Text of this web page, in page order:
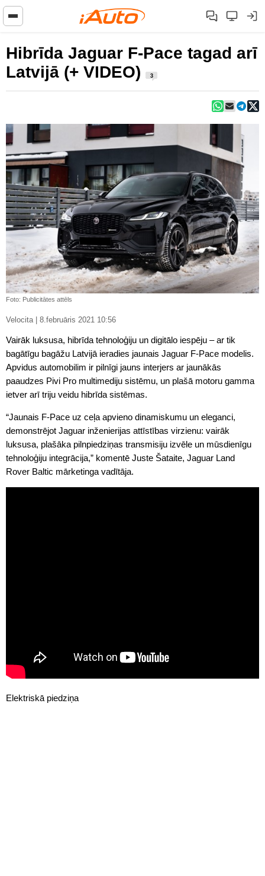
Hibrīda Jaguar F-Pace tagad arī
Latvijā (+ VIDEO)
3
Foto: Publicitātes attēls
Velocita | 8.februāris 2021 10:56
Vairāk luksusa, hibrīda tehnoloģiju un digitālo iespēju – ar tik
bagātīgu bagāžu Latvijā ieradies jaunais Jaguar F-Pace modelis.
Apvidus automobilim ir pilnīgi jauns interjers ar jaunākās
paaudzes Pivi Pro multimediju sistēmu, un plašā motoru gamma
ietver arī triju veidu hibrīda sistēmas.
“Jaunais F-Pace uz ceļa apvieno dinamiskumu un eleganci,
demonstrējot Jaguar inženierijas attīstības virzienu: vairāk
luksusa, plašāka pilnpiedziņas transmisiju izvēle un mūsdienīgu
tehnoloģiju integrācija,” komentē Juste Šataite, Jaguar Land
Rover Baltic mārketinga vadītāja.
Elektriskā piedziņa